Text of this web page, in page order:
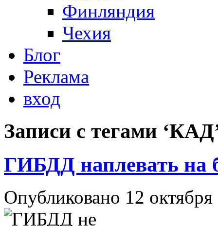
Финляндия
Чехия
Блог
Реклама
вход
Записи с тегами
ГИБДД наплевать на
Опубликовано 12